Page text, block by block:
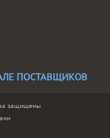
ПОСТАВЩИКОВ
защищены